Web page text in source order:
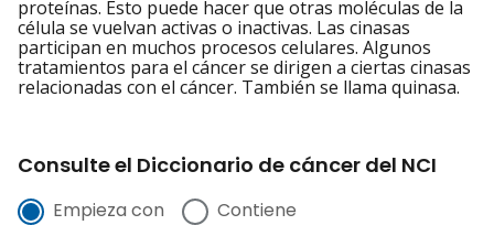
proteínas. Esto puede hacer que otras moléculas de la
célula se vuelvan activas o inactivas. Las cinasas
participan en muchos procesos celulares. Algunos
tratamientos para el cáncer se dirigen a ciertas cinasas
relacionadas con el cáncer. También se llama quinasa.
Consulte el Diccionario de cáncer del NCI
Empieza con Contiene